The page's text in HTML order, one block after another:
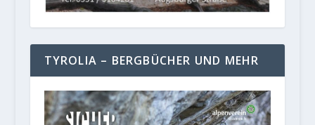
TYROLIA – BERGBÜCHER UND MEHR